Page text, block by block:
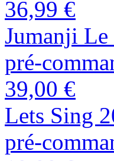
36,99 €
Jumanji Le
pré-
39,00 €
Lets Sing
pré-